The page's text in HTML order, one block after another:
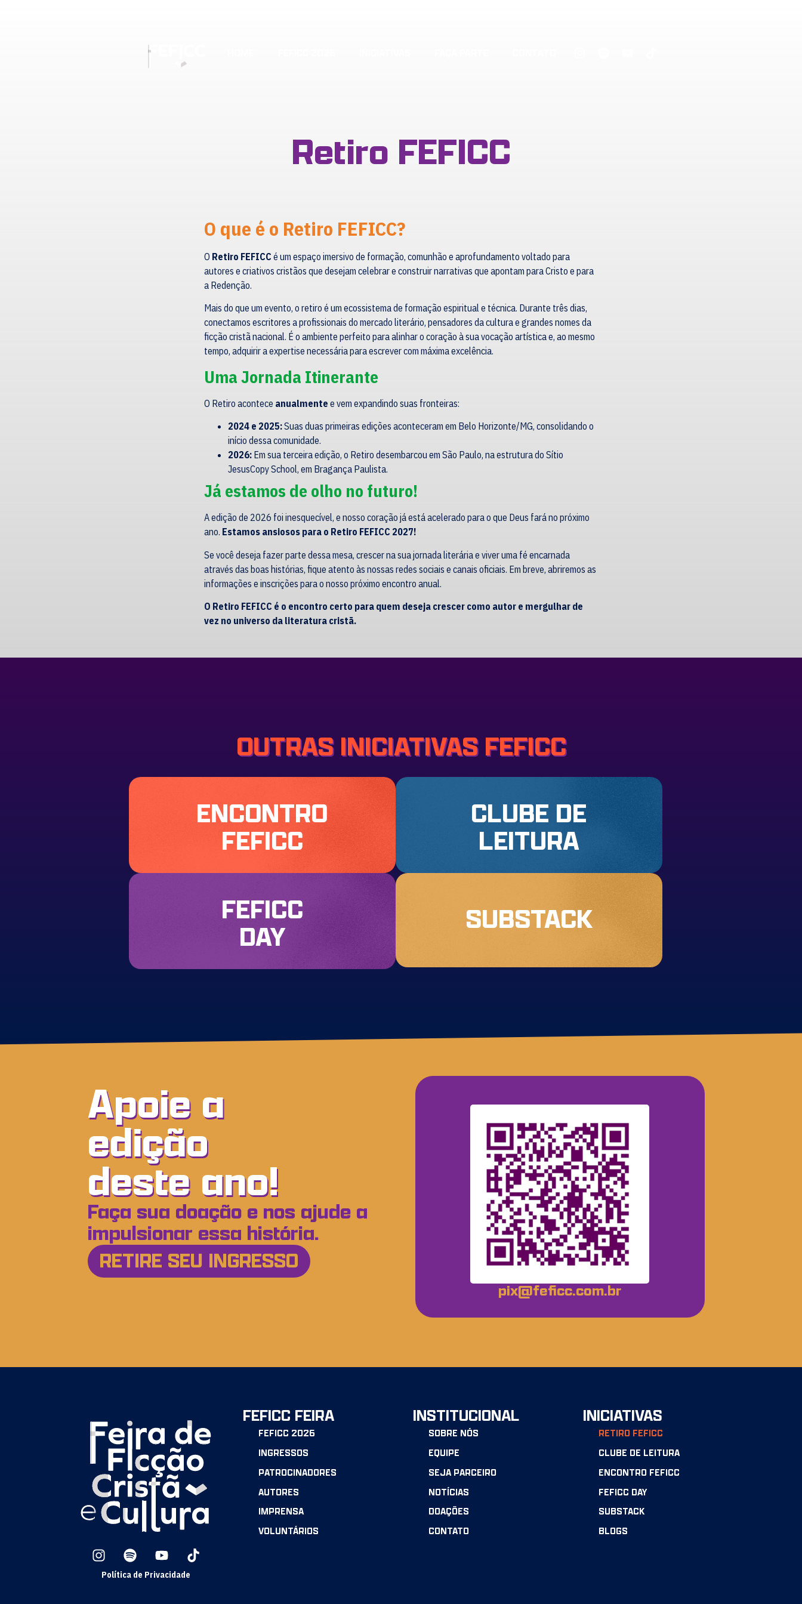
Retiro FEFICC
O que é o Retiro FEFICC?
O Retiro FEFICC é um espaço imersivo de formação, comunhão e aprofundamento voltado para
autores e criativos cristãos que desejam celebrar e construir narrativas que apontam para Cristo e para
a Redenção.
Mais do que um evento, o retiro é um ecossistema de formação espiritual e técnica. Durante três dias,
conectamos escritores a profissionais do mercado literário, pensadores da cultura e grandes nomes da
ficção cristã nacional. É o ambiente perfeito para alinhar o coração à sua vocação artística e, ao mesmo
tempo, adquirir a expertise necessária para escrever com máxima excelência.
Uma Jornada Itinerante
O Retiro acontece anualmente e vem expandindo suas fronteiras:
2024 e 2025:Suas duas primeiras edições aconteceram em Belo Horizonte/MG, consolidando o
início dessa comunidade.
2026: Em sua terceira edição, o Retiro desembarcou em São Paulo, na estrutura do Sítio
JesusCopy School, em Bragança Paulista.
Já estamos de olho no futuro!
A edição de 2026 foi inesquecível, e nosso coração já está acelerado para o que Deus fará no próximo
ano. Estamos ansiosos para o Retiro FEFICC 2027!
Se você deseja fazer parte dessa mesa, crescer na sua jornada literária e viver uma fé encarnada
através das boas histórias, fique atento às nossas redes sociais e canais oficiais. Em breve, abriremos as
informações e inscrições para o nosso próximo encontro anual.
O Retiro FEFICC é o encontro certo para quem deseja crescer como autor e mergulhar de
vez no universo da literatura cristã.
OUTRAS INICIATIVAS FEFICC
ENCONTRO
FEFICC
CLUBE DE
LEITURA
FEFICC
DAY
SUBSTACK
Apoie a
edição
deste ano!
Faça sua doação e nos ajude a
impulsionar essa história.
RETIRE SEU INGRESSO
pix@feficc.com.br
Política de Privacidade
FEFICC FEIRA
FEFICC 2026
INGRESSOS
PATROCINADORES
AUTORES
IMPRENSA
VOLUNTÁRIOS
INSTITUCIONAL
SOBRE NÓS
EQUIPE
SEJA PARCEIRO
NOTÍCIAS
DOAÇÕES
CONTATO
INICIATIVAS
RETIRO FEFICC
CLUBE DE LEITURA
ENCONTRO FEFICC
FEFICC DAY
SUBSTACK
BLOGS